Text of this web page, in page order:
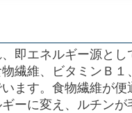
即エネルギー源と
繊維、ビタミンＢ
ます。食物繊維が便
ーに変え、ルチン